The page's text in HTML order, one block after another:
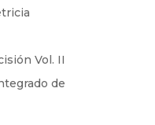
Vol. II
de